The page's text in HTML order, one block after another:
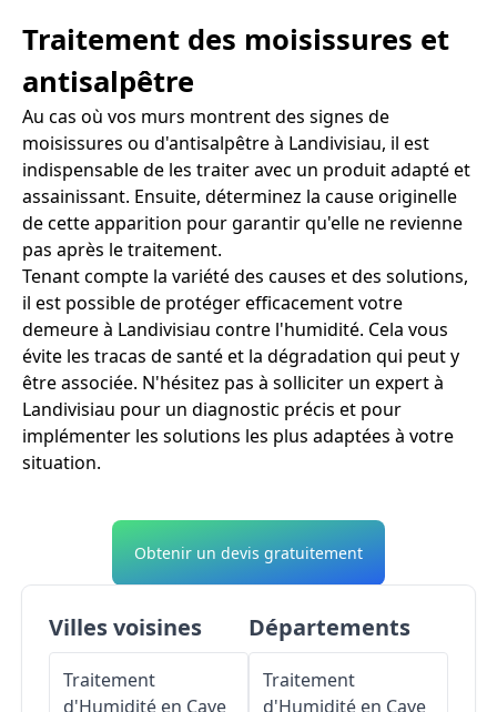
Traitement des moisissures et
antisalpêtre
Au cas où vos murs montrent des signes de
moisissures ou d'antisalpêtre à Landivisiau, il est
indispensable de les traiter avec un produit adapté et
assainissant. Ensuite, déterminez la cause originelle
de cette apparition pour garantir qu'elle ne revienne
pas après le traitement.
Tenant compte la variété des causes et des solutions,
il est possible de protéger efficacement votre
demeure à Landivisiau contre l'humidité. Cela vous
évite les tracas de santé et la dégradation qui peut y
être associée. N'hésitez pas à solliciter un expert à
Landivisiau pour un diagnostic précis et pour
implémenter les solutions les plus adaptées à votre
situation.
Obtenir un devis gratuitement
Villes voisines
Traitement
d'Humidité en Cave
Départements
Traitement
d'Humidité en Cave